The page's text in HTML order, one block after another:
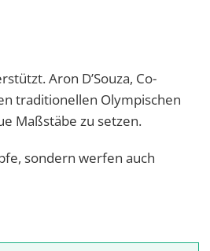
Aron D’Souza, Co-
traditionellen Olympischen
Maßstäbe zu setzen.
sondern werfen auch